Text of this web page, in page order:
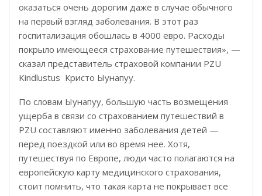
оказаться очень дорогим даже в случае обычного
на первый взгляд заболевания. В этот раз
госпитализация обошлась в 4000 евро. Расходы
покрыло имеющееся страхование путешествия», —
сказал представитель страховой компании PZU
Kindlustus Кристо Ыунапуу.
По словам Ыунапуу, большую часть возмещения
ущерба в связи со страхованием путешествий в
PZU составляют именно заболевания детей —
перед поездкой или во время нее. Хотя,
путешествуя по Европе, люди часто полагаются на
европейскую карту медицинского страхования,
стоит помнить, что такая карта не покрывает все